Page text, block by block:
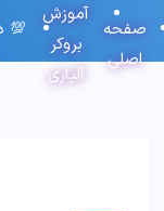
صفحه
اصلی
آموزش
بروکر
آلپاری